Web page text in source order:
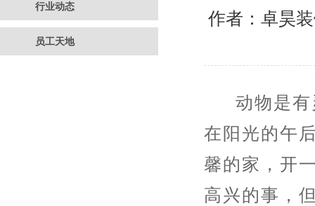
行业动态
员工天地
作者：卓昊
动物是有
在阳光的午
馨的家，开
高兴的事，